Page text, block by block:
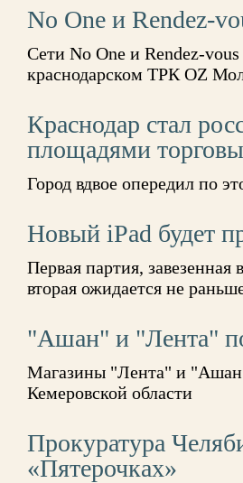
No One и Rendez-
Сети No One и Rendez-
краснодарском ТРК OZ
Краснодар стал
площадями
Город вдвое опередил по
Новый iPad будет
Первая партия,
вторая ожидается не
"Ашан" и "Лента"
Магазины "Лента" и
Кемеровской области
Прокуратура
«Пятерочках»